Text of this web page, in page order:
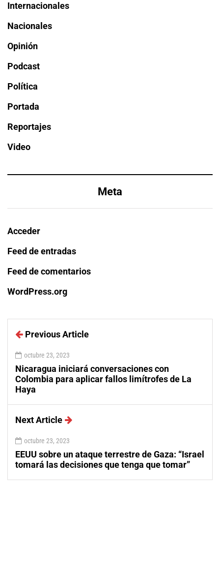
Internacionales
Nacionales
Opinión
Podcast
Política
Portada
Reportajes
Video
Meta
Acceder
Feed de entradas
Feed de comentarios
WordPress.org
Previous Article
octubre 23, 2023
Nicaragua iniciará conversaciones con
Colombia para aplicar fallos limítrofes de La
Haya
Next Article
octubre 23, 2023
EEUU sobre un ataque terrestre de Gaza: “Israel
tomará las decisiones que tenga que tomar”